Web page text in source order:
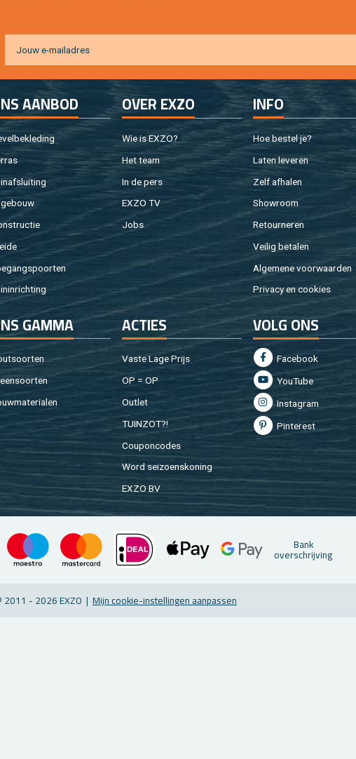
AAN­BOD OVER EXZO
Wie is EXZO?
Het team
In de pers
EXZO TV
Jobs
INFO
Hoe be­stel je?
Laten le­ve­ren
Zelf af­ha­len
Show­room
Re­tour­ne­ren
Vei­lig be­ta­len
Al­ge­me­ne voor­waar­den
Pri­va­cy en coo­kies
GAMMA AC­TIES
Vaste Lage Prijs
OP = OP
Out­let
TUIN­ZOT?!
Cou­pon­co­des
Word sei­zoens­ko­ning
EXZO BV
VOLG ONS
Fa­cebook
You­Tu­be
In­st­agram
Pin­te­rest
Bank
over­schrij­ving
2011 - 2026 EXZO | Mijn coo­kie-in­stel­lin­gen aan­pas­sen